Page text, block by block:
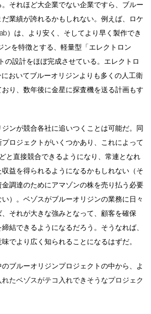
それほど大企業でない企業ですら、ブルー
業績が誇れるかもしれない。例えば、ロケ
）は、より安く、そしてより早く製作でき
ンを特徴とする、軽量型「エレクトロン
の設計をほぼ完成させている。エレクトロ
においてブルーオリジンよりも多くの人工衛
り、数年後に金星に探査機を送る計画もす
ンが競合各社に追いつくことは可能だ。同
ロジェクトがいくつかあり、これによって
と直接競合できるようになり、常連となれ
益を得られるようになるかもしれない（そ
調達のためにアマゾンの株を売り払う必要
）。ベゾスがブルーオリジンの業務に日々
それが大きな強みとなって、顧客を確保
結できるようになるだろう。そうなれば、
でより広く知られることになるはずだ。
ブルーオリジンプロジェクトの中から、よ
たベゾスがテコ入れできそうなプロジェク